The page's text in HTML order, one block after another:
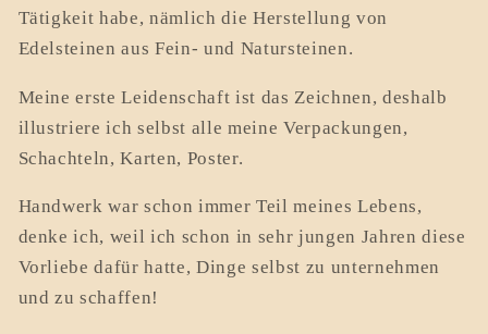
Tätigkeit habe, nämlich die Herstellung von
Edelsteinen aus Fein- und Natursteinen.
Meine erste Leidenschaft ist das Zeichnen, deshalb
illustriere ich selbst alle meine Verpackungen,
Schachteln, Karten, Poster.
Handwerk war schon immer Teil meines Lebens,
denke ich, weil ich schon in sehr jungen Jahren diese
Vorliebe dafür hatte, Dinge selbst zu unternehmen
und zu schaffen!